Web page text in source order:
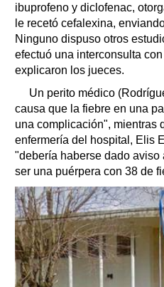
ibuprofeno y diclofenac,
le recetó cefalexina,
Ninguno dispuso otros
efectuó una interconsulta
explicaron los jueces.
Un perito médico
causa que la fiebre en una
una complicación", mientras
enfermería del hospital, Elis
"debería haberse dado aviso
ser una puérpera con 38 de